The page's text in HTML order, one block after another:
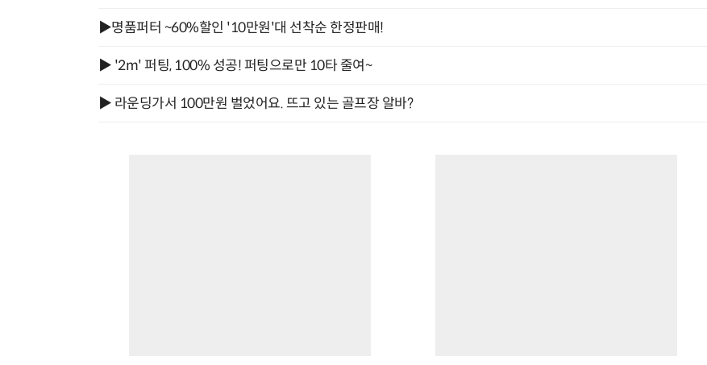
▶명품퍼터 ~60%할인 '10만원'대 선착순 한정판매!
▶ '2m' 퍼팅, 100% 성공! 퍼팅으로만 10타 줄여~
▶ 라운딩가서 100만원 벌었어요. 뜨고 있는 골프장 알바?